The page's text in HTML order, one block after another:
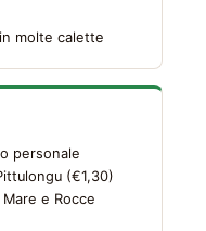
molte calette
personale
(€1,30)
e Rocce